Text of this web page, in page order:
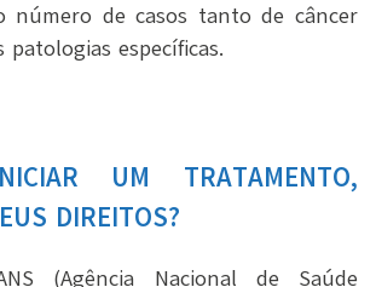
número de casos tanto de câncer
específicas.
UM TRATAMENTO,
DIREITOS?
(Agência Nacional de Saúde